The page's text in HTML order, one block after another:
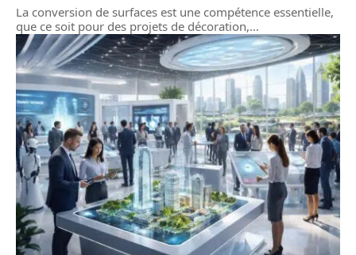
La conversion de surfaces est une compétence essentielle,
que ce soit pour des projets de décoration,…